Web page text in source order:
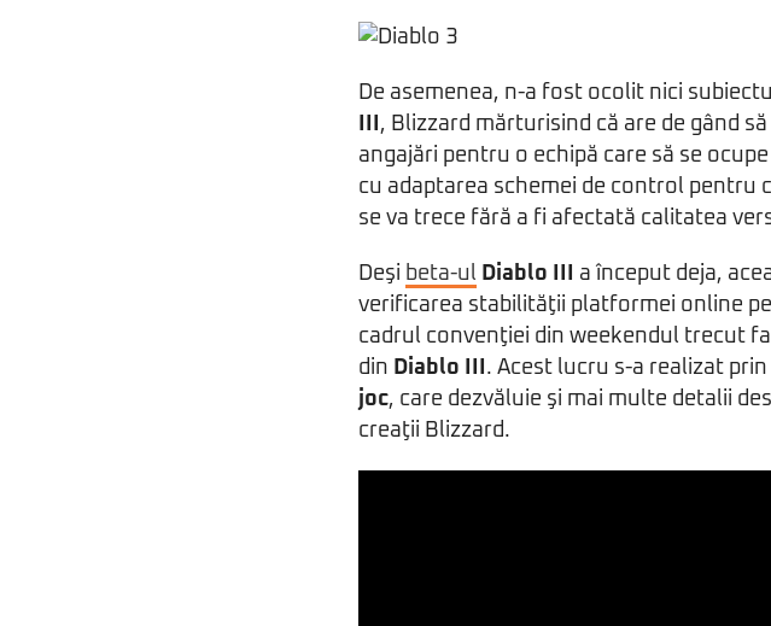
De asemenea, n-a fost ocolit nici
, Blizzard mărturisind că are de gând
angajări pentru o echipă care să se
cu adaptarea schemei de control pentru
se va trece fără a fi afectată calitatea
Deşi beta-ul Diablo III
a început deja,
verificarea stabilităţii platformei online
cadrul convenţiei din weekendul trecut
din Diablo III . Acest lucru s-a realizat
joc, care dezvăluie şi mai multe detalii
creaţii Blizzard.